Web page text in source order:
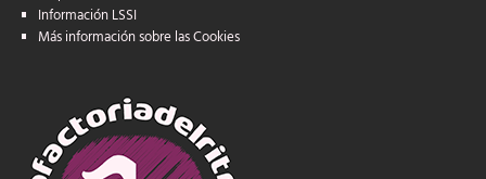
Información LSSI
Más información sobre las Cookies